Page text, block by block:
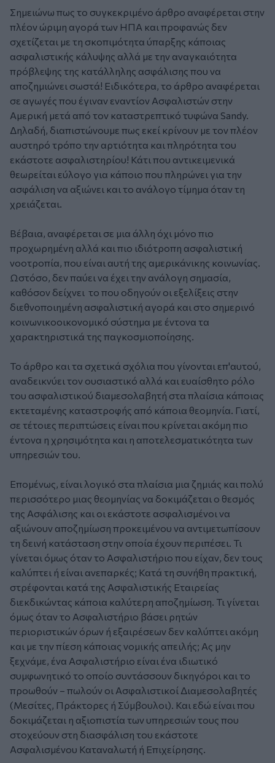
Σημειώνω πως το συγκεκριμένο άρθρο αναφέρεται στην
πλέον ώριμη αγορά των ΗΠΑ και προφανώς δεν
σχετίζεται με τη σκοπιμότητα ύπαρξης κάποιας
ασφαλιστικής κάλυψης αλλά με την αναγκαιότητα
πρόβλεψης της κατάλληλης ασφάλισης που να
αποζημιώνει σωστά! Ειδικότερα, το άρθρο αναφέρεται
σε αγωγές που έγιναν εναντίον Ασφαλιστών στην
Αμερική μετά από τον καταστρεπτικό τυφώνα Sandy.
Δηλαδή, διαπιστώνουμε πως εκεί κρίνουν με τον πλέον
αυστηρό τρόπο την αρτιότητα και πληρότητα του
εκάστοτε ασφαλιστηρίου! Κάτι που αντικειμενικά
θεωρείται εύλογο για κάποιο που πληρώνει για την
ασφάλιση να αξιώνει και το ανάλογο τίμημα όταν τη
χρειάζεται.
Βέβαια, αναφέρεται σε μια άλλη όχι μόνο πιο
προχωρημένη αλλά και πιο ιδιότροπη ασφαλιστική
νοοτροπία, που είναι αυτή της αμερικάνικης κοινωνίας.
Ωστόσο, δεν παύει να έχει την ανάλογη σημασία,
καθόσον δείχνει το που οδηγούν οι εξελίξεις στην
διεθνοποιημένη ασφαλιστική αγορά και στο σημερινό
κοινωνικοοικονομικό σύστημα με έντονα τα
χαρακτηριστικά της παγκοσμιοποίησης.
Το άρθρο και τα σχετικά σχόλια που γίνονται επ'αυτού,
αναδεικνύει τον ουσιαστικό αλλά και ευαίσθητο ρόλο
του ασφαλιστικού διαμεσολαβητή στα πλαίσια κάποιας
εκτεταμένης καταστροφής από κάποια θεομηνία. Γιατί,
σε τέτοιες περιπτώσεις είναι που κρίνεται ακόμη πιο
έντονα η χρησιμότητα και η αποτελεσματικότητα των
υπηρεσιών του.
Επομένως, είναι λογικό στα πλαίσια μια ζημιάς και πολύ
περισσότερο μιας θεομηνίας να δοκιμάζεται ο θεσμός
της Ασφάλισης και οι εκάστοτε ασφαλισμένοι να
αξιώνουν αποζημίωση προκειμένου να αντιμετωπίσουν
τη δεινή κατάσταση στην οποία έχουν περιπέσει. Τι
γίνεται όμως όταν το Ασφαλιστήριο που είχαν, δεν τους
καλύπτει ή είναι ανεπαρκές; Κατά τη συνήθη πρακτική,
στρέφονται κατά της Ασφαλιστικής Εταιρείας
διεκδικώντας κάποια καλύτερη αποζημίωση. Τι γίνεται
όμως όταν το Ασφαλιστήριο βάσει ρητών
περιοριστικών όρων ή εξαιρέσεων δεν καλύπτει ακόμη
και με την πίεση κάποιας νομικής απειλής; Ας μην
ξεχνάμε, ένα Ασφαλιστήριο είναι ένα ιδιωτικό
συμφωνητικό το οποίο συντάσσουν δικηγόροι και το
προωθούν – πωλούν οι Ασφαλιστικοί Διαμεσολαβητές
(Μεσίτες, Πράκτορες ή Σύμβουλοι). Και εδώ είναι που
δοκιμάζεται η αξιοπιστία των υπηρεσιών τους που
στοχεύουν στη διασφάλιση του εκάστοτε
Ασφαλισμένου Καταναλωτή ή Επιχείρησης.